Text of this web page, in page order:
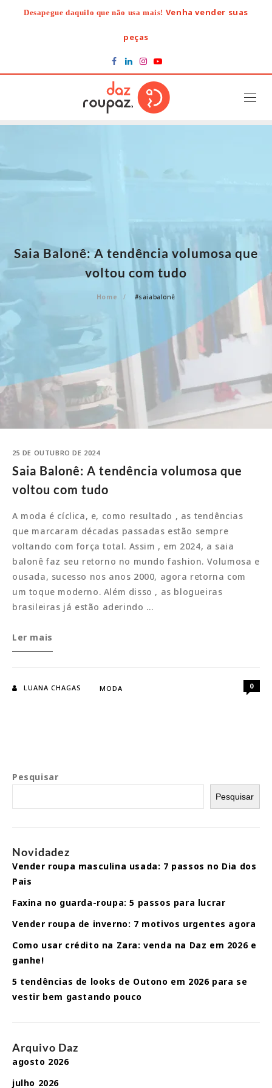
Desapegue daquilo que não usa mais! Venha vender suas
peças
Saia Balonê: A tendência volumosa que
voltou com tudo
Home #saiabalonê
25 DE OUTUBRO DE 2024
Saia Balonê: A tendência volumosa que
voltou com tudo
A moda é cíclica, e, como resultado , as tendências
que marcaram décadas passadas estão sempre
voltando com força total. Assim , em 2024, a saia
balonê faz seu retorno no mundo fashion. Volumosa e
ousada, sucesso nos anos 2000, agora retorna com
um toque moderno. Além disso , as blogueiras
brasileiras já estão aderindo …
Saia
Balonê:
tendência
Ler mais
LUANA CHAGAS MODA 0
Pesquisar
Pesquisar
Novidadez
Vender roupa masculina usada: 7 passos no Dia dos
Pais
Faxina no guarda-roupa: 5 passos para lucrar
Vender roupa de inverno: 7 motivos urgentes agora
Como usar crédito na Zara: venda na Daz em 2026 e
ganhe!
5 tendências de looks de Outono em 2026 para se
vestir bem gastando pouco
Arquivo Daz
agosto 2026
julho 2026